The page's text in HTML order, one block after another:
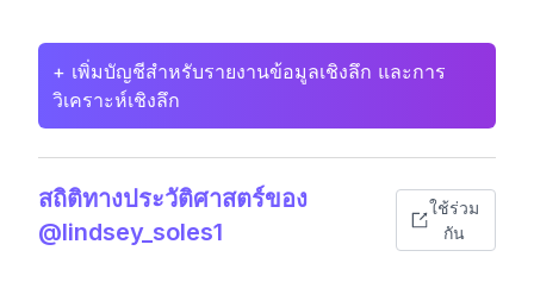
+ เพิ่มบัญชีสำหรับรายงานข้อมูลเชิงลึก และการ
วิเคราะห์เชิงลึก
สถิติทางประวัติศาสตร์ของ
@lindsey_soles1
ใช้ร่วม
กัน